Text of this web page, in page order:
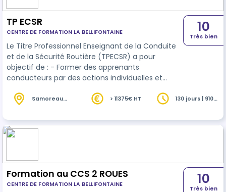
TP ECSR
CENTRE DE FORMATION LA BELLIFONTAINE
Le Titre Professionnel Enseignant de la Conduite
et de la Sécurité Routière (TPECSR) a pour
objectif de : - Former des apprenants
conducteurs par des actions individuelles et
réglementaires en vigueur (bloc de
de formation pour tous publics et contribuer à la
mise en œuvre de la politique de sécurité
10
Très bien
Samoreau
> 11375€ HT
130 jours | 910
Formation au CCS 2 ROUES
CENTRE DE FORMATION LA BELLIFONTAINE 10
Très bien